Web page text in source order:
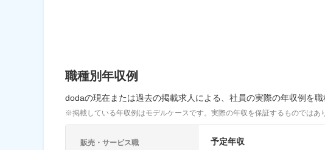
職種別年収例
dodaの現在または過去の掲載求人による、社員の実際の年収例を職
※掲載している年収例はモデルケースです。実際の年収を保証するものではあ
販売・サービス職
予定年収